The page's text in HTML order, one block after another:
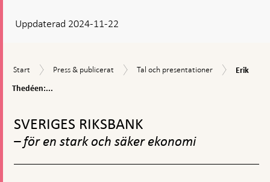
Uppdaterad 2024-11-22
Start
Start
Press
Press & publicerat
Tal
Tal och presentationer
Erik
längre
Erik
Thedéen:...
toppnavigation
SVERIGES RIKSBANK
– för en stark och säker ekonomi